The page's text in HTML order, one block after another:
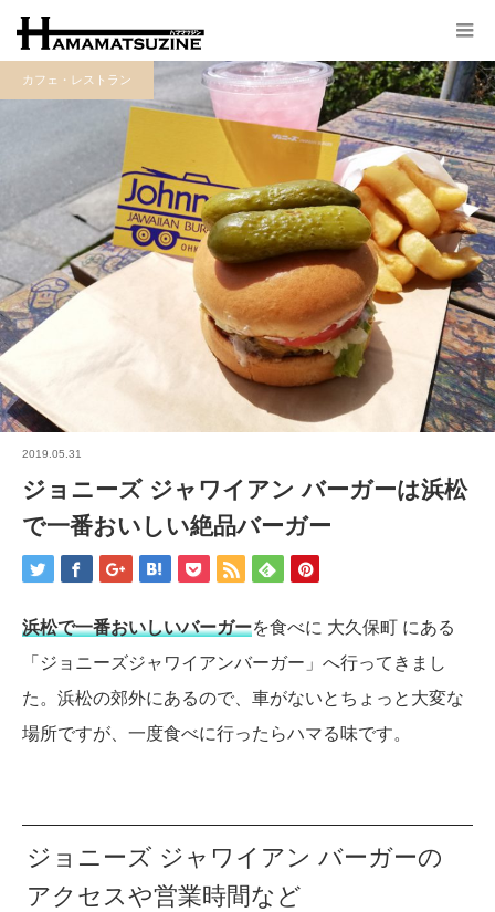
カフェ・レストラン
2019.05.31
ジョニーズ ジャワイアン バーガーは浜松
で一番おいしい絶品バーガー
浜松で一番おいしいバーガーを食べに 大久保町 にある
「ジョニーズジャワイアンバーガー」へ行ってきまし
た。浜松の郊外にあるので、車がないとちょっと大変な
場所ですが、一度食べに行ったらハマる味です。
ジョニーズ ジャワイアン バーガーの
アクセスや営業時間など